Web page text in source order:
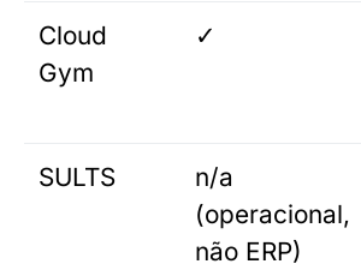
Cloud
Gym
✓
SULTS
n/a
(operacional,
não ERP)